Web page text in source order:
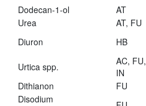
Dodecan-1-ol
AT
Urea
AT, FU
Diuron
HB
Urtica spp.
AC, FU,
IN
Dithianon
FU
Disodium